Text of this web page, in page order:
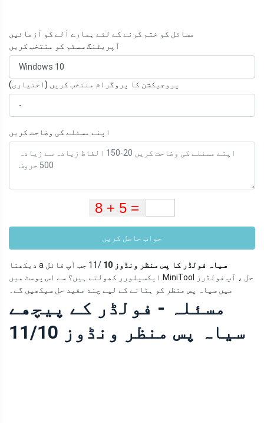
مسائل کو ختم کرنے کے لئے ہمارے آلے کو آزمائیں
آپریٹنگ سسٹم کو منتخب کریں
پروجیکشن کا پروگرام منتخب کریں (اختیاری)
اپنے مسئلے کی وضاحت کریں
جواب حاصل کریں
دیکھنا a سیاہ فولڈر کا پس منظر ونڈوز 10
/11 جب آپ فائل
ایکسپلورر کھولتے ہیں؟ سے اس پوسٹ میں MiniTool حل ، آپ فولڈرز
میں سیاہ پس منظر کو ہٹانے کے لیے چند مفید حل سیکھیں گے۔
مسئلہ - فولڈر کے پیچھے
سیاہ پس منظر ونڈوز 11/10